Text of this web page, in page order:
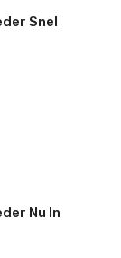
Snel
Nu In